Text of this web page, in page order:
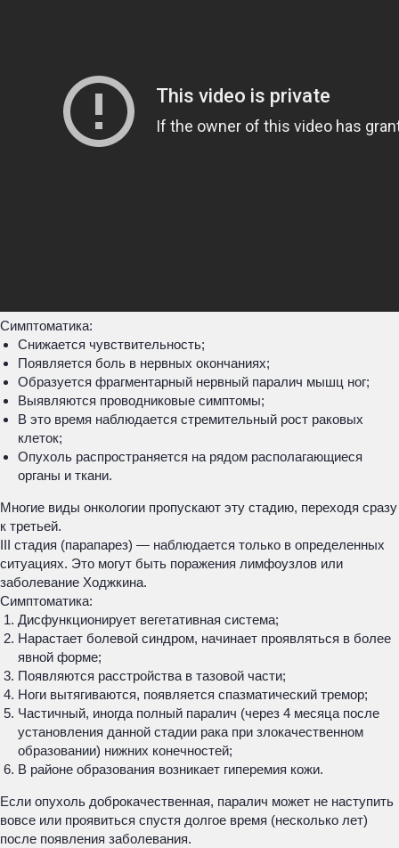
Симптоматика:
Снижается чувствительность;
Появляется боль в нервных окончаниях;
Образуется фрагментарный нервный паралич мышц ног;
Выявляются проводниковые симптомы;
В это время наблюдается стремительный рост раковых
клеток;
Опухоль распространяется на рядом располагающиеся
органы и ткани.
Многие виды онкологии пропускают эту стадию, переходя сразу
к третьей.
III стадия (парапарез) — наблюдается только в определенных
ситуациях. Это могут быть поражения лимфоузлов или
заболевание Ходжкина.
Симптоматика:
Дисфункционирует вегетативная система;
Нарастает болевой синдром, начинает проявляться в более
явной форме;
Появляются расстройства в тазовой части;
Ноги вытягиваются, появляется спазматический тремор;
Частичный, иногда полный паралич (через 4 месяца после
установления данной стадии рака при злокачественном
образовании) нижних конечностей;
В районе образования возникает гиперемия кожи.
Если опухоль доброкачественная, паралич может не наступить
вовсе или проявиться спустя долгое время (несколько лет)
после появления заболевания.